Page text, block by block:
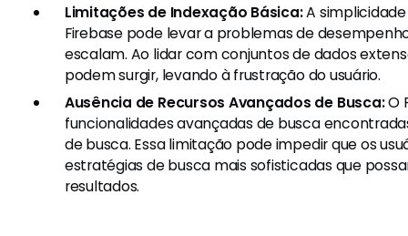
Limitações de Indexação Básica:A
Firebase pode levar a problemas de
escalam. Ao lidar com conjuntos de dados
podem surgir, levando à frustração do usuário.
Ausência de Recursos Avançados de Busca:O
funcionalidades avançadas de busca
de busca. Essa limitação pode impedir que os
estratégias de busca mais sofisticadas que
resultados.